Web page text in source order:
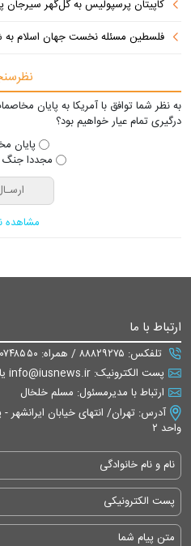
کاپیتان پرسپولیس به گل‌گهر
فلسطین مسئله نخست جهان اسلام به
به نظر شما توافق با آمریکا به پایان
درگیری تمام عیار خواهیم بود؟
پایان
مجددا
مشاهده
ارتباط با ما
تلفکس: ۸۸۸۲۹۲۷۵ / همراه: ۰۹۳۷۰۷۴۸۵۵۰
پست الکترونیک: info@iusnews.ir یا eiusnews@gmail.com
ارتباط با مدیرمسئول: مسلم خلخال
واحد ۲